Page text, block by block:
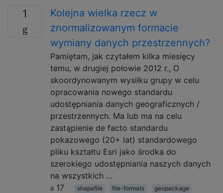
1
Kolejna wielka rzecz w
znormalizowanym formacie
wymiany danych przestrzennych?
Pamiętam, jak czytałem kilka miesięcy
temu, w drugiej połowie 2012 r., O
skoordynowanym wysiłku grupy w celu
opracowania nowego standardu
udostępniania danych geograficznych /
przestrzennych. Ma lub ma na celu
zastąpienie de facto standardu
pokazowego (20+ lat) standardowego
pliku kształtu Esri jako środka do
szerokiego udostępniania naszych danych
na wszystkich …
17
shapefile file-formats geopackage